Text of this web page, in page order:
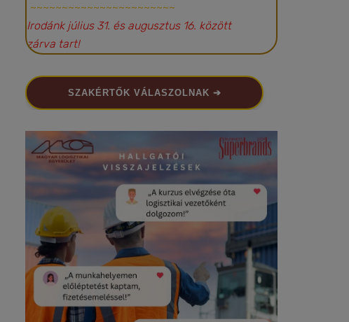
~~~~~~~~~~~~~~~~~~~~~~~
Irodánk július 31. és augusztus 16. között
zárva tart!
SZAKÉRTŐK VÁLASZOLNAK ➔